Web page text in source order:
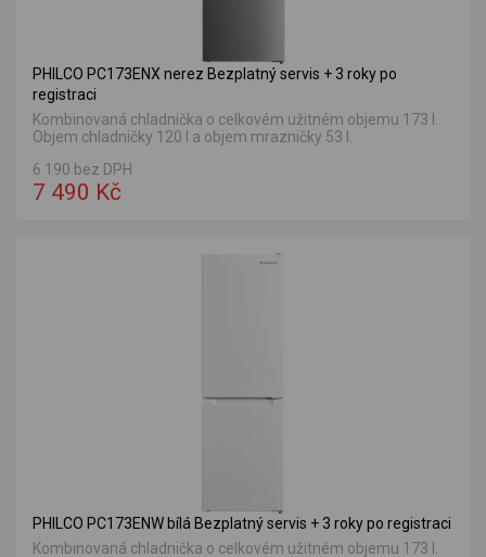
PHILCO PC173ENX nerez Bezplatný servis + 3 roky po
registraci
Kombinovaná chladnička o celkovém užitném objemu 173 l.
Objem chladničky 120 l a objem mrazničky 53 l.
6 190 bez DPH
7 490 Kč
PHILCO PC173ENW bílá Bezplatný servis + 3 roky po registraci
Kombinovaná chladnička o celkovém užitném objemu 173 l.